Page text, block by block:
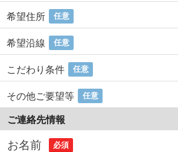
希望住所 任意
希望沿線 任意
こだわり条件 任意
その他ご要望等 任意
ご連絡先情報
お名前 必須